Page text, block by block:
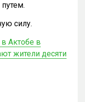
силу.
Актобе в
жители десяти